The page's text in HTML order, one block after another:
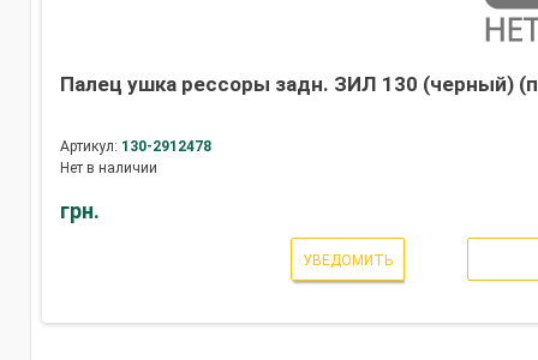
Палец ушка рессоры задн. ЗИЛ 130 (черный)
Артикул: 130-2912478
Нет в наличии
грн.
УВЕДОМИТЬ